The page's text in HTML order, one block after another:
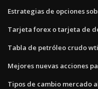
Estrategias de opciones
Tarjeta forex o tarjeta de
Tabla de petróleo crudo
Mejores nuevas acciones
Tipos de cambio mercado